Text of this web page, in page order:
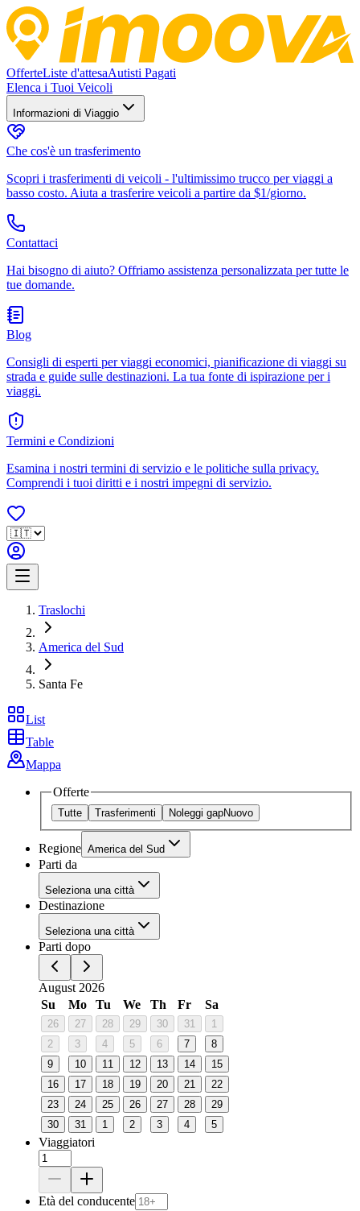
OfferteListe d'attesaAutisti Pagati
Elenca i Tuoi Veicoli
Informazioni di Viaggio
Che cos'è un trasferimento
Scopri i trasferimenti di veicoli - l'ultimissimo trucco per viaggi a
basso costo. Aiuta a trasferire veicoli a partire da $1/giorno.
Contattaci
Hai bisogno di aiuto? Offriamo assistenza personalizzata per tutte le
tue domande.
Blog
Consigli di esperti per viaggi economici, pianificazione di viaggi su
strada e guide sulle destinazioni. La tua fonte di ispirazione per i
viaggi.
Termini e Condizioni
Esamina i nostri termini di servizio e le politiche sulla privacy.
Comprendi i tuoi diritti e i nostri impegni di servizio.
Traslochi
America del Sud
Santa Fe
List
Table
Mappa
Offerte
Tutte Trasferimenti Noleggi gapNuovo
Regione America del Sud
Parti da
Seleziona una città
Destinazione
Seleziona una città
Parti dopo
August 2026
Su
Mo Tu We Th Fr Sa
26 27 28 29 30 31
1
2
3 4 5 6 7
8
9
10 11 12 13 14
15
16
17 18 19 20 21
22
23
24 25 26 27 28
29
30
31 1 2 3 4 5
Viaggiatori
Età del conducente